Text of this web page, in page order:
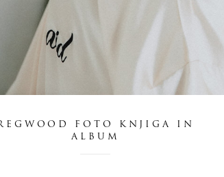
FOTO KNJIGA IN
ALBUM